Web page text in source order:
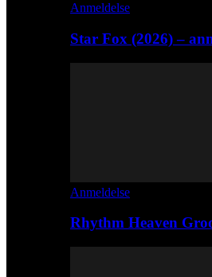
Anmeldelse
Star Fox (2026) –
Anmeldelse
Rhythm Heaven